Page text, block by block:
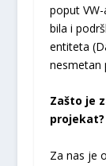
poput
bila i
entiteta
nesmetan
Zašto je
projekat?
Za nas je